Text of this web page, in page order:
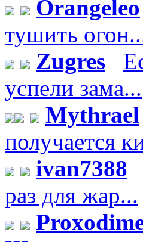
Orangeleo
тушить
Zugres
успели зама...
Mythrael
получается
ivan7388
раз для жар...